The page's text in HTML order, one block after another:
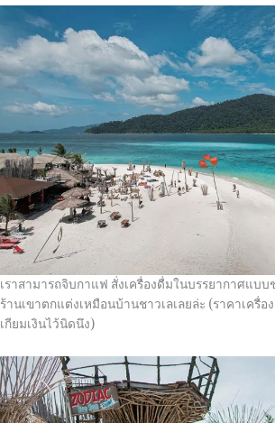
เราสามารถจิบกาแฟ สั่งเครื่องดื่มในบรรยากาศแบบ
ร้านเขาตกแต่งเหมือนบ้านชาวเลเลยล่ะ (ราคาเครื่อ
เกียมเงินไว้นิดนึง)